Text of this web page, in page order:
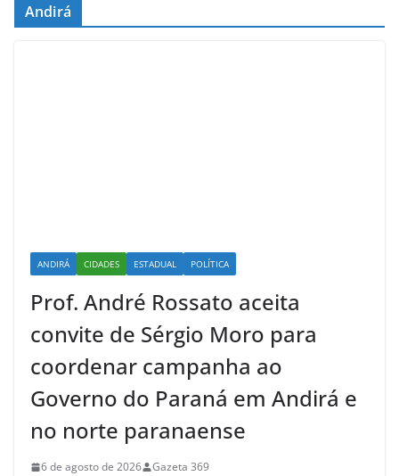
Andirá
ANDIRÁ CIDADES ESTADUAL POLÍTICA
Prof. André Rossato aceita
convite de Sérgio Moro para
coordenar campanha ao
Governo do Paraná em Andirá e
no norte paranaense
6 de agosto de 2026 Gazeta 369